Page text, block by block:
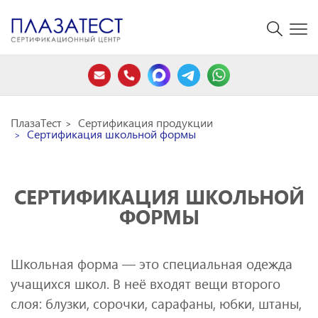
ПлазаТест Сертификация продукции
Сертификация школьной формы
СЕРТИФИКАЦИЯ ШКОЛЬНОЙ
ФОРМЫ
Школьная форма — это специальная одежда
учащихся школ. В неё входят вещи второго
слоя: блузки, сорочки, сарафаны, юбки, штаны,